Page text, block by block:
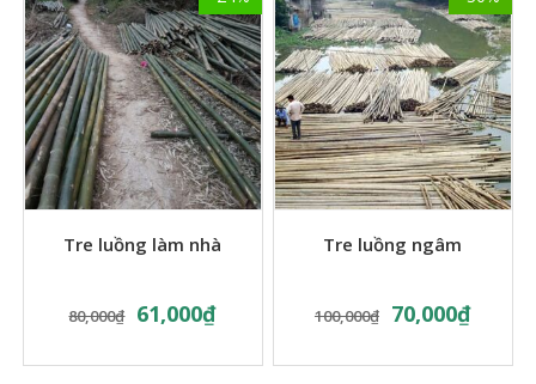
Tre luồng làm nhà
80,000₫ 61,000₫
Tre luồng ngâm
100,000₫ 70,000₫